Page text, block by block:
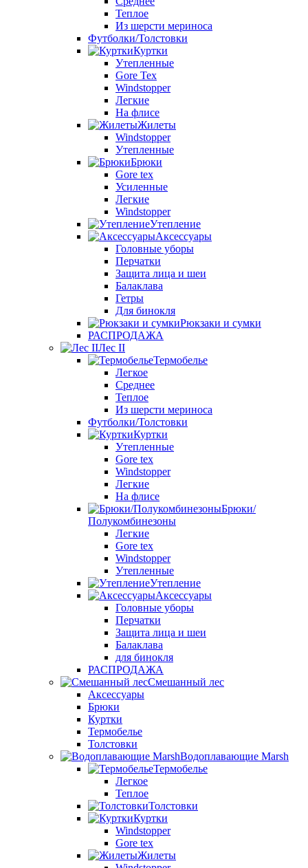
Теплое
Из шерсти мериноса
Футболки/Толстовки
Куртки
Утепленные
Gore Tex
Windstopper
Легкие
На флисе
Жилеты
Windstopper
Утепленные
Брюки
Gore tex
Усиленные
Легкие
Windstopper
Утепление
Аксессуары
Головные уборы
Перчатки
Защита лица и шеи
Балаклава
Гетры
Для бинокля
Рюкзаки и сумки
РАСПРОДАЖА
Лес II
Термобелье
Легкое
Среднее
Теплое
Из шерсти мериноса
Футболки/Толстовки
Куртки
Утепленные
Gore tex
Windstopper
Легкие
На флисе
Брюки/
Полукомбинезоны
Легкие
Gore tex
Windstopper
Утепленные
Утепление
Аксессуары
Головные уборы
Перчатки
Защита лица и шеи
Балаклава
для бинокля
РАСПРОДАЖА
Смешанный лес
Аксессуары
Брюки
Куртки
Термобелье
Толстовки
Водоплавающие Marsh
Термобелье
Легкое
Теплое
Толстовки
Куртки
Windstopper
Gore tex
Жилеты